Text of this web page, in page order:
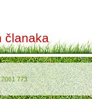
članaka
773